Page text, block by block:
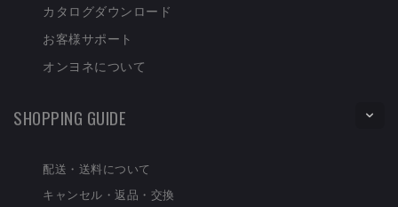
カタログダウンロード
お客様サポート
オンヨネについて
SHOPPING GUIDE
配送・送料について
キャンセル・返品・交換